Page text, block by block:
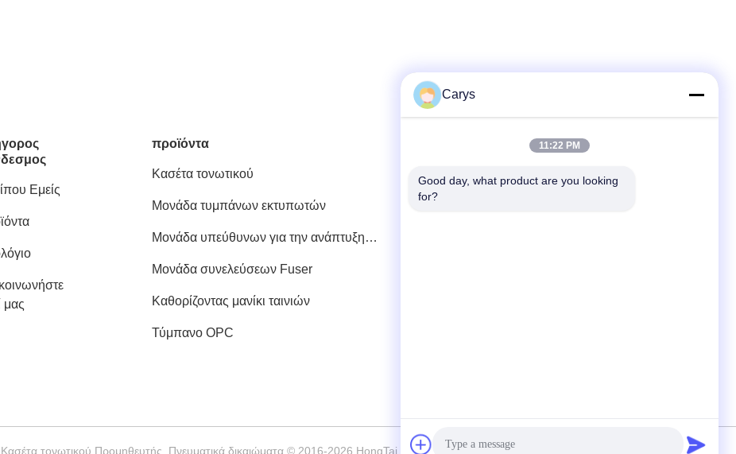
Εμείς
μας
προϊόντα
Κασέτα τονωτικού
Μονάδα τυμπάνων εκτυπωτών
Μονάδα υπεύθυνων για την ανάπτυξη
Μονάδα συνελεύσεων Fuser
Καθορίζοντας μανίκι ταινιών
Τύμπανο OPC
Γρήγορη επικοινωνία
Τηλ.
τονωτικού Προμηθευτής. Πνευματικά δικαιώματα © 2016-2026 HongTai Office Accessories Ltd . Όλοι Δικαιώματα που διατηρούνται.
Carys
11:22 PM
Good day, what product are you looking
for?